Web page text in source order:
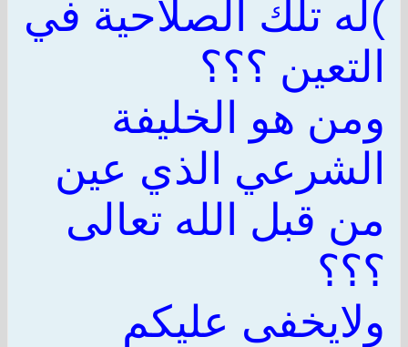
)له تلك الصلاحية في
التعين ؟؟؟
ومن هو الخليفة
الشرعي الذي عين
من قبل الله تعالى
؟؟؟
ولايخفى عليكم